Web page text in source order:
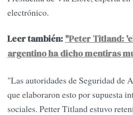
electrónico.
Leer también: "Peter Titland:
argentino ha dicho mentiras
"Las autoridades de Seguridad de
que elaboraron esto por supuesta
sociales. Petter Titland estuvo